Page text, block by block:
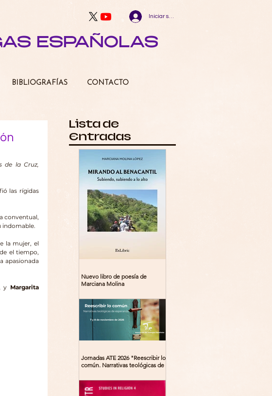
Iniciar sesión
ESPAÑOLAS
de la Cruz,
las rígidas
conventual,
indomable.
la mujer, el
el tiempo,
apasionada
y Margarita
Nuevo libro de poesía de
Marciana Molina
Jornadas ATE 2026 "Reescribir lo
común. Narrativas teológicas de
Madrid
Lista de
Entradas
BIBLIOGRAFÍAS CONTACTO